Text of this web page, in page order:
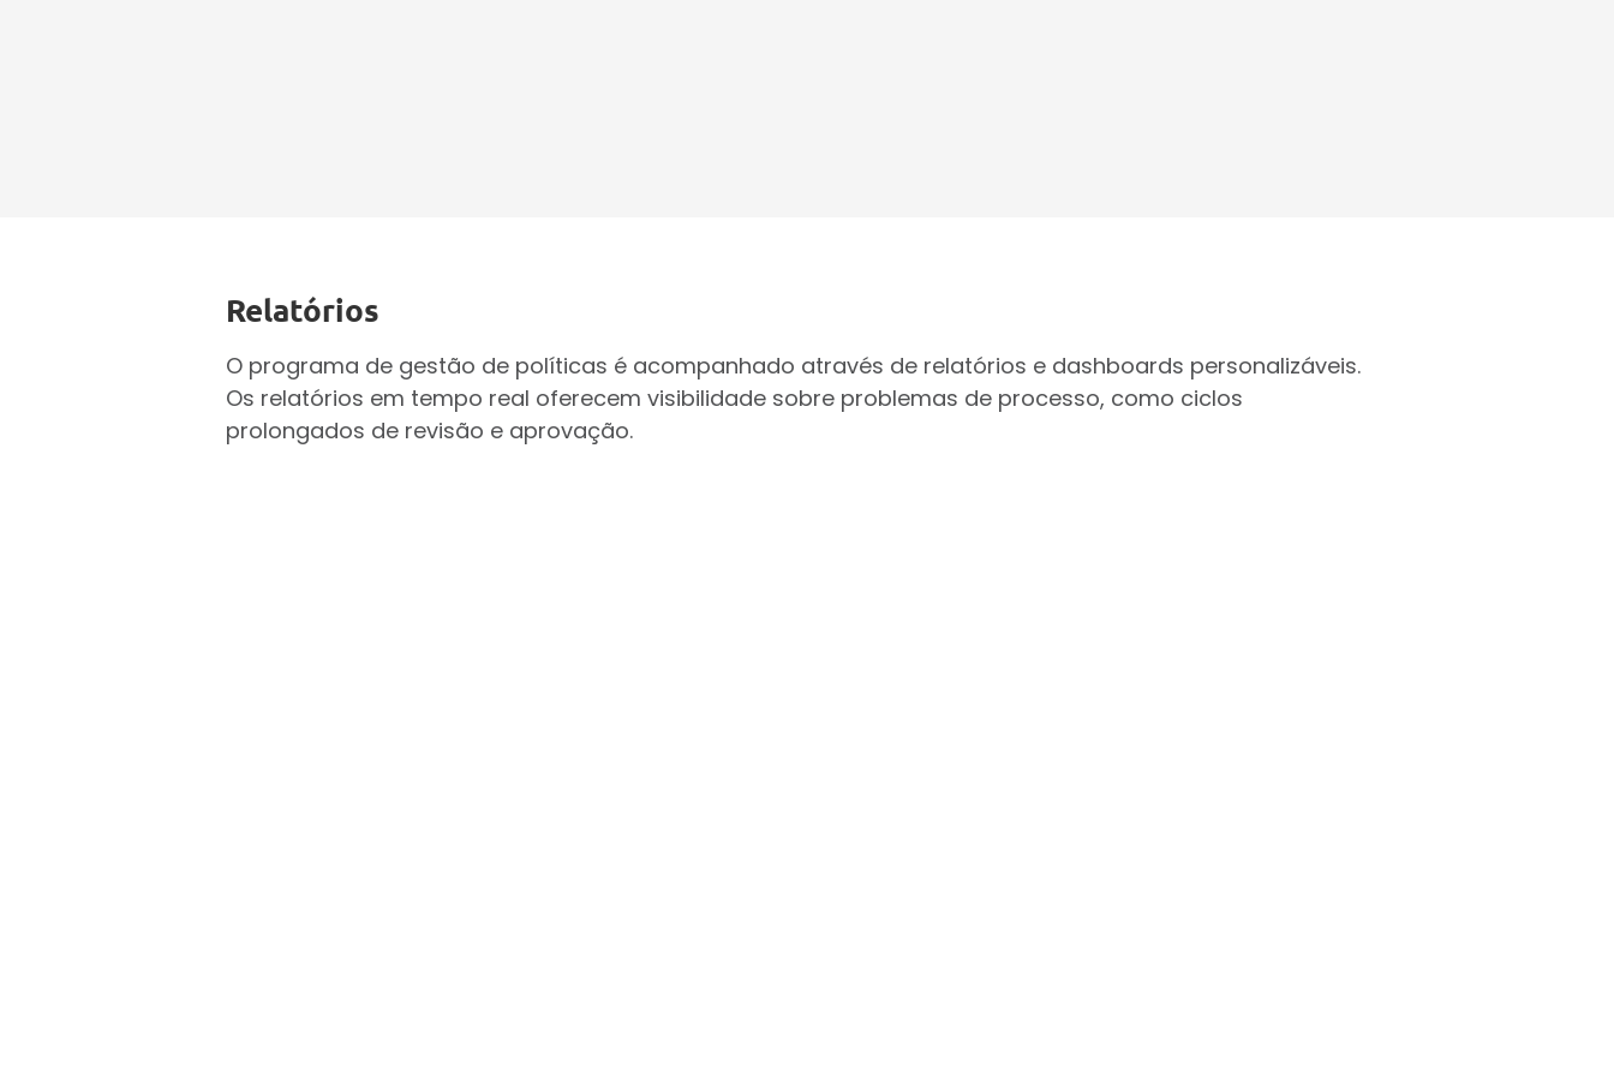
Relatórios
O programa de gestão de políticas é acompanhado através de relatórios e dashboards personalizáveis.
Os relatórios em tempo real oferecem visibilidade sobre problemas de processo, como ciclos
prolongados de revisão e aprovação.